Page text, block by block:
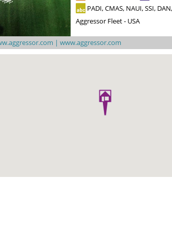
PADI, CMAS, NAUI, SSI,
Aggressor Fleet - USA
| www.aggressor.com